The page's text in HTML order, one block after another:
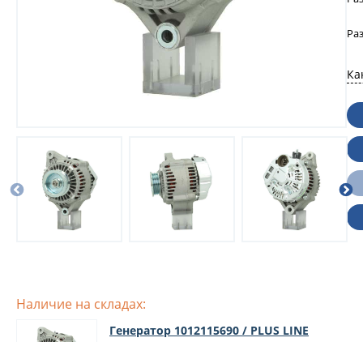
Наличие на складах:
Генератор 1012115690 / PLUS LINE